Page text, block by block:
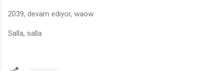
2039, devam ediyor, waow
Salla, salla